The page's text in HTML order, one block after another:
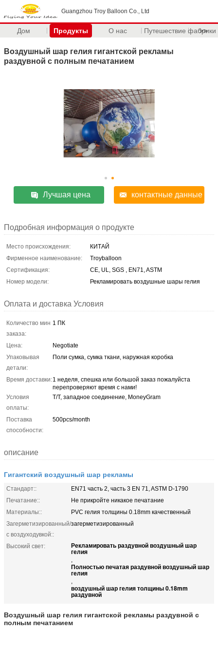
Guangzhou Troy Balloon Co., Ltd
Дом Продукты О нас Путешествие фабрики
>>
Воздушный шар гелия гигантской рекламы
раздувной с полным печатанием
Лучшая цена контактные данные
Подробная информация о продукте
Место происхождения:
КИТАЙ
Фирменное наименование:
Troyballoon
Сертификация:
CE, UL, SGS , EN71, ASTM
Номер модели:
Рекламировать воздушные шары гелия
Оплата и доставка Условия
Количество мин
заказа:
1 ПК
Цена:
Negotiate
Упаковывая
детали:
Поли сумка, сумка ткани, наружная коробка
Время доставки:1 неделя, спешка или большой заказ пожалуйста
перепроверяют время с нами!
Условия
оплаты:
T/T, западное соединение, MoneyGram
Поставка
способности:
500pcs/month
описание
Гигантский воздушный шар рекламы
Стандарт::
EN71 часть 2, часть 3 EN 71, ASTM D-1790
Печатание::
Не прикройте никакое печатание
Материалы::
PVC гелия толщины 0.18mm качественный
Загерметизированный/
с воздуходувкой::
загерметизированный
Высокий свет: Рекламировать раздувной воздушный шар
гелия
,
Полностью печатая раздувной воздушный шар
гелия
,
воздушный шар гелия толщины 0.18mm
раздувной
Воздушный шар гелия гигантской рекламы раздувной с
полным печатанием